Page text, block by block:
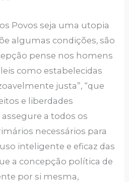
Povos seja uma utopia
algumas condições, são
pense nos homens
como estabelecidas
justa”, “que
e liberdades
a todos os
necessários para
inteligente e eficaz das
a concepção política de
por si mesma,